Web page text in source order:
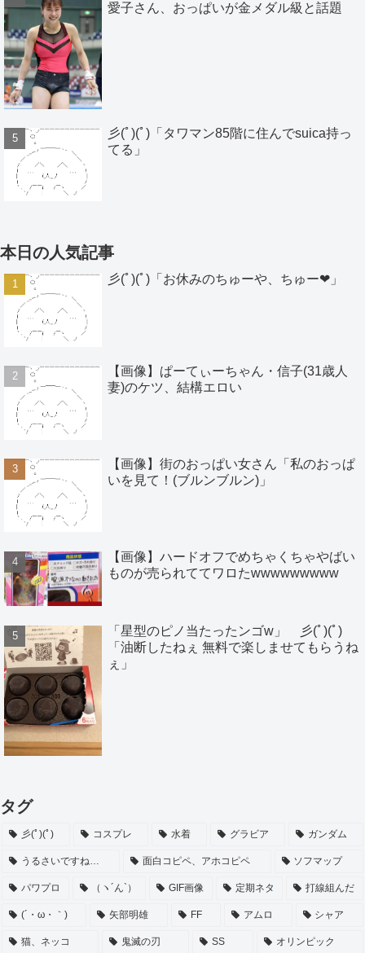
愛子さん、おっぱいが金メダル級と話題
彡(ﾟ)(ﾟ)「タワマン85階に住んでsuica持っ
てる」
本日の人気記事
彡(ﾟ)(ﾟ)「お休みのちゅーや、ちゅー❤」
【画像】ぱーてぃーちゃん・信子(31歳人
妻)のケツ、結構エロい
【画像】街のおっぱい女さん「私のおっぱ
いを見て！(ブルンブルン)」
【画像】ハードオフでめちゃくちゃやばい
ものが売られててワロたwwwwwwwww
「星型のピノ当たったンゴw」 彡(ﾟ)(ﾟ)
「油断したねぇ 無料で楽しませてもらうね
ぇ」
タグ
彡(ﾟ)(ﾟ) コスプレ 水着 グラビア ガンダム
うるさいですね… 面白コピペ、アホコピペ ソフマップ
パワプロ （ヽ´ん`） GIF画像 定期ネタ 打線組んだ
(´・ω・｀) 矢部明雄 FF アムロ シャア
猫、ネッコ 鬼滅の刃 SS オリンピック